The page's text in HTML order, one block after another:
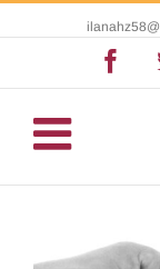
Twitter